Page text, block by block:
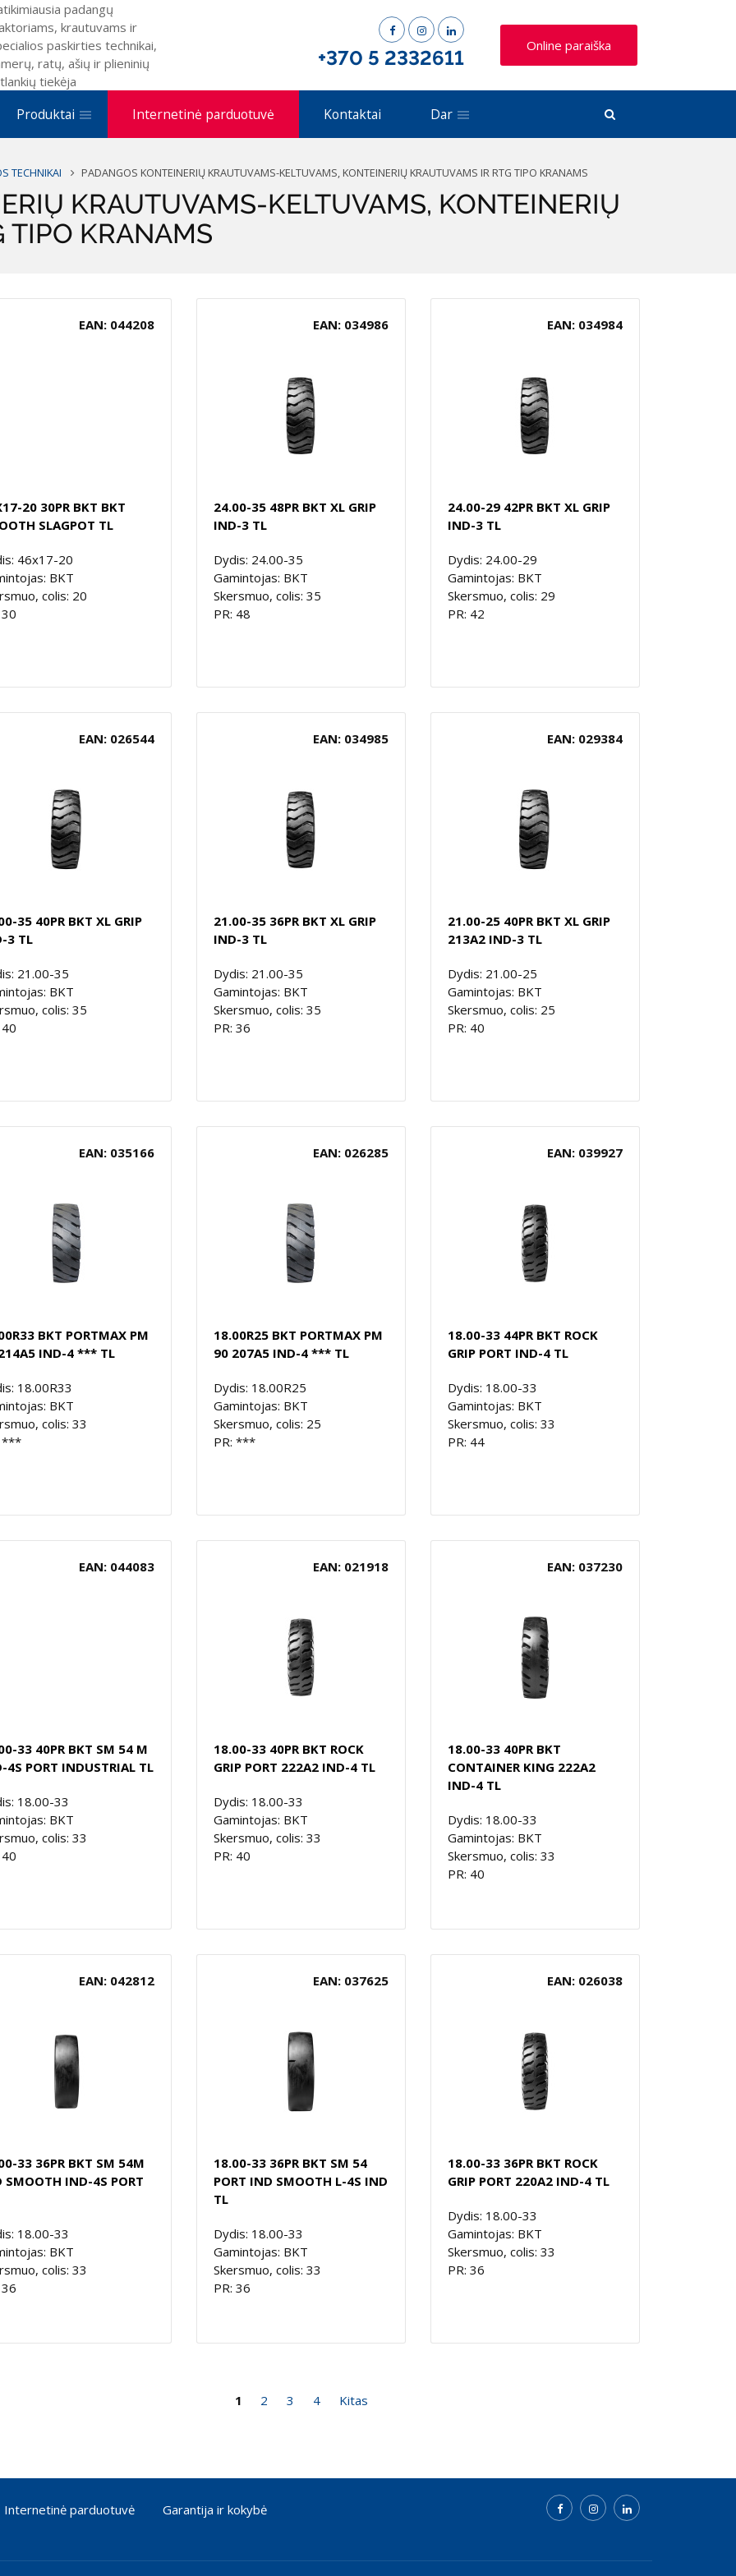
padangų
krautuvams ir
paskirties technikai,
ratų, ašių ir plieninių
tiekėja
+370 5 2332611
Online paraiška
Produktai Internetinė parduotuvė Kontaktai Dar
TECHNIKAI PADANGOS KONTEINERIŲ KRAUTUVAMS-KELTUVAMS, KONTEINERIŲ KRAUTUVAMS IR RTG TIPO KRANAMS
KRAUTUVAMS-KELTUVAMS, KONTEINERIŲ
TIPO KRANAMS
EAN: 044208
20 30PR BKT BKT
SLAGPOT TL
46x17-20
BKT
colis: 20
EAN: 034986
24.00-35 48PR BKT XL GRIP
IND-3 TL
Dydis: 24.00-35
Gamintojas: BKT
Skersmuo, colis: 35
PR: 48
EAN: 034984
24.00-29 42PR BKT XL GRIP
IND-3 TL
Dydis: 24.00-29
Gamintojas: BKT
Skersmuo, colis: 29
PR: 42
EAN: 026544
35 40PR BKT XL GRIP
3 TL
21.00-35
BKT
colis: 35
EAN: 034985
21.00-35 36PR BKT XL GRIP
IND-3 TL
Dydis: 21.00-35
Gamintojas: BKT
Skersmuo, colis: 35
PR: 36
EAN: 029384
21.00-25 40PR BKT XL GRIP
213A2 IND-3 TL
Dydis: 21.00-25
Gamintojas: BKT
Skersmuo, colis: 25
PR: 40
EAN: 035166
BKT PORTMAX PM
IND-4 *** TL
18.00R33
BKT
colis: 33
***
EAN: 026285
18.00R25 BKT PORTMAX PM
90 207A5 IND-4 *** TL
Dydis: 18.00R25
Gamintojas: BKT
Skersmuo, colis: 25
PR: ***
EAN: 039927
18.00-33 44PR BKT ROCK
GRIP PORT IND-4 TL
Dydis: 18.00-33
Gamintojas: BKT
Skersmuo, colis: 33
PR: 44
EAN: 044083
33 40PR BKT SM 54 M
4S PORT INDUSTRIAL TL
18.00-33
BKT
colis: 33
EAN: 021918
18.00-33 40PR BKT ROCK
GRIP PORT 222A2 IND-4 TL
Dydis: 18.00-33
Gamintojas: BKT
Skersmuo, colis: 33
PR: 40
EAN: 037230
18.00-33 40PR BKT
CONTAINER KING 222A2
IND-4 TL
Dydis: 18.00-33
Gamintojas: BKT
Skersmuo, colis: 33
PR: 40
EAN: 042812
33 36PR BKT SM 54M
SMOOTH IND-4S PORT
18.00-33
BKT
colis: 33
EAN: 037625
18.00-33 36PR BKT SM 54
PORT IND SMOOTH L-4S IND
TL
Dydis: 18.00-33
Gamintojas: BKT
Skersmuo, colis: 33
PR: 36
EAN: 026038
18.00-33 36PR BKT ROCK
GRIP PORT 220A2 IND-4 TL
Dydis: 18.00-33
Gamintojas: BKT
Skersmuo, colis: 33
PR: 36
1 2 3 4 Kitas
Internetinė parduotuvė
Garantija ir kokybė